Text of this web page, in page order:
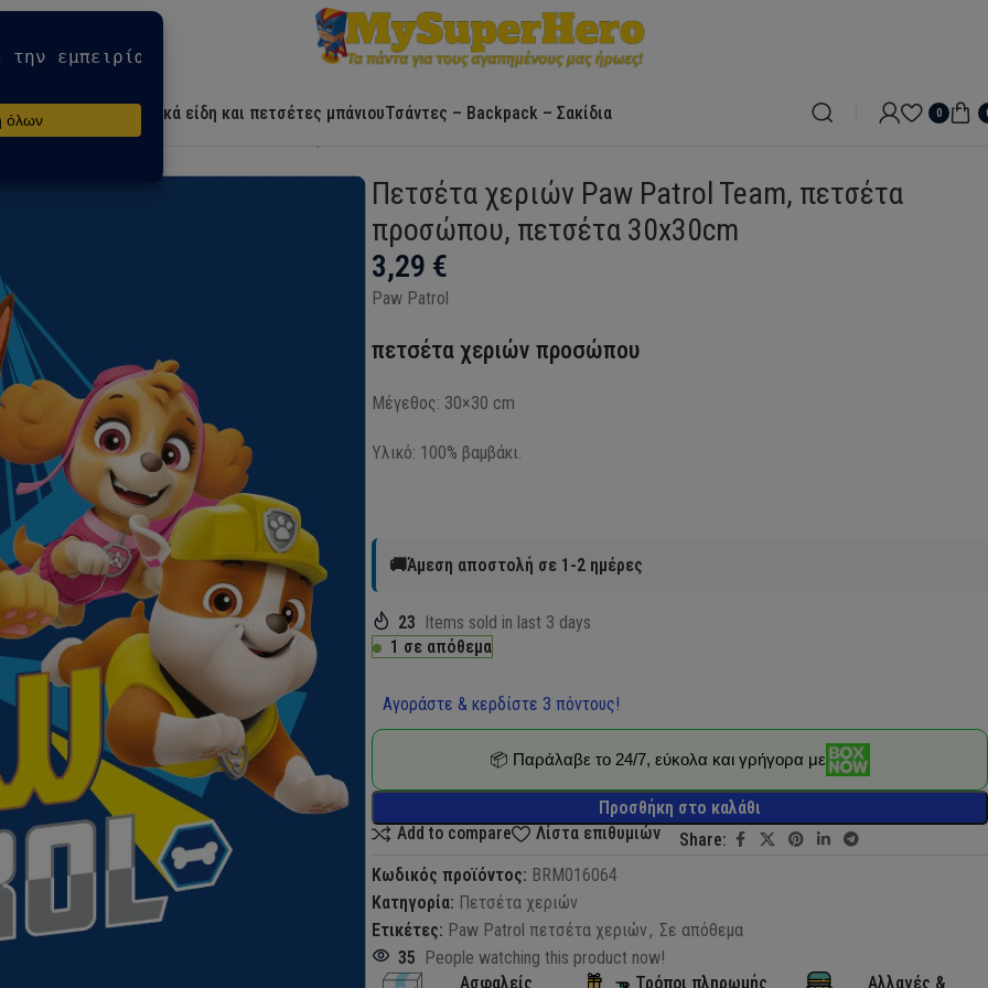
Λευκά είδη και πετσέτες μπάνιουΤσάντες – Backpack – Σακίδια 0
χεριών Paw Patrol Team, πετσέτα προσώπου, πετσέτα 30x30cm
Πετσέτα χεριών Paw Patrol Team, πετσέτα
προσώπου, πετσέτα 30x30cm
3,29 €
Paw Patrol
πετσέτα χεριών προσώπου
Μέγεθος: 30×30 cm
Υλικό: 100% βαμβάκι.
🚚Άμεση αποστολή σε 1-2 ημέρες
23 Items sold in last 3 days
1 σε απόθεμα
Αγοράστε & κερδίστε 3 πόντους!
Προσθήκη στο καλάθι
📦 Παράλαβε το 24/7, εύκολα και γρήγορα με
Add to compare Λίστα επιθυμιών
Share:
Κωδικός προϊόντος: BRM016064
Κατηγορία: Πετσέτα χεριών
Ετικέτες: Paw Patrol πετσέτα χεριών , Σε απόθεμα
35 People watching this product now!
Ασφαλείς
Τρόποι πληρωμής
Αλλαγές &